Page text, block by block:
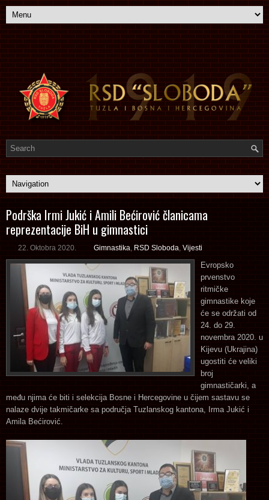
Podrška Irmi Jukić i Amili Bećirović članicama
reprezentacije BiH u gimnastici
22. Oktobra 2020. Gimnastika RSD Sloboda Vijesti
Evropsko
prvenstvo
ritmičke
gimnastike koje
će se održati od
24. do 29.
novembra 2020. u
Kijevu (Ukrajina)
ugostiti će veliki
broj
gimnastičarki, a
među njima će biti i selekcija Bosne i Hercegovine u čijem sastavu se
nalaze dvije takmičarke sa područja Tuzlanskog kantona, Irma Jukić i
Amila Bećirović.